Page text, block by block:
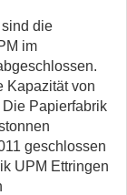
die
im
Kapazität von
Papierfabrik
geschlossen
UPM Ettringen